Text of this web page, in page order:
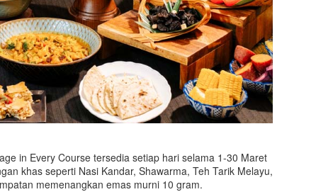
in Every Course tersedia setiap hari selama 1-30 Maret
khas seperti Nasi Kandar, Shawarma, Teh Tarik Melayu,
memenangkan emas murni 10 gram.